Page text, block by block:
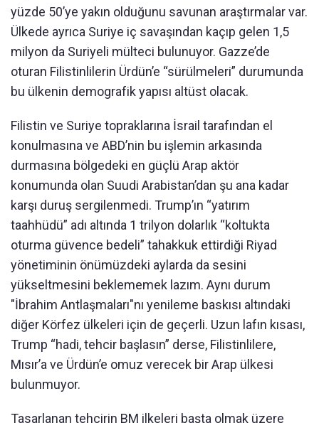
yüzde 50’ye yakın olduğunu savunan araştırmalar var.
Ülkede ayrıca Suriye iç savaşından kaçıp gelen 1,5
milyon da Suriyeli mülteci bulunuyor. Gazze’de
oturan Filistinlilerin Ürdün’e “sürülmeleri” durumunda
bu ülkenin demografik yapısı altüst olacak.
Filistin ve Suriye topraklarına İsrail tarafından el
konulmasına ve ABD’nin bu işlemin arkasında
durmasına bölgedeki en güçlü Arap aktör
konumunda olan Suudi Arabistan’dan şu ana kadar
karşı duruş sergilenmedi. Trump’ın “yatırım
taahhüdü” adı altında 1 trilyon dolarlık “koltukta
oturma güvence bedeli” tahakkuk ettirdiği Riyad
yönetiminin önümüzdeki aylarda da sesini
yükseltmesini beklememek lazım. Aynı durum
"İbrahim Antlaşmaları"nı yenileme baskısı altındaki
diğer Körfez ülkeleri için de geçerli. Uzun lafın kısası,
Trump “hadi, tehcir başlasın” derse, Filistinlilere,
Mısır’a ve Ürdün’e omuz verecek bir Arap ülkesi
bulunmuyor.
Tasarlanan tehcirin BM ilkeleri başta olmak üzere